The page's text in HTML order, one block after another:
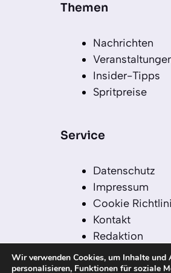
Themen
Nachrichten
Insider-Tipps
Spritpreise
Service
Datenschutz
Impressum
Cookie
Kontakt
Redaktion
Redaktionelle
Sitemap
Wir verwenden Cookies, um Inhalte und
personalisieren, Funktionen für soziale